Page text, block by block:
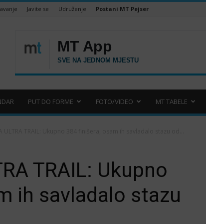
Javite se Udruženje Postani MT Pejser
PUT DO FORME FOTO/VIDEO MT TABELE
TRAIL: Ukupno
ih savladalo stazu